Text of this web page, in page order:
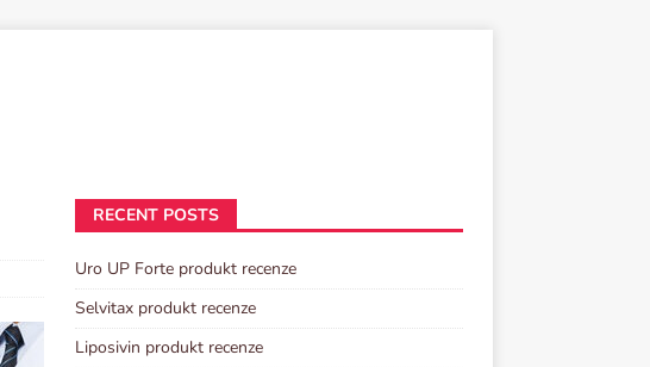
RECENT POSTS
Uro UP Forte produkt recenze
Selvitax produkt recenze
Liposivin produkt recenze